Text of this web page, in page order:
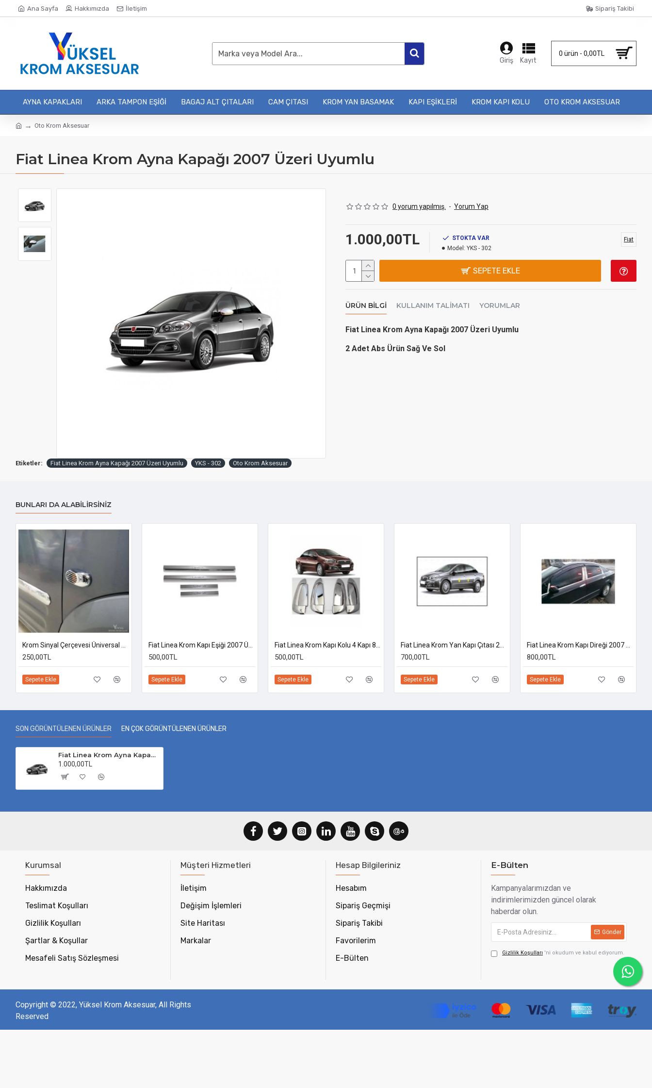
Ana Sayfa Hakkımızda İletişim Sipariş Takibi
Giriş Kayıt
0 ürün - 0,00TL
AYNA KAPAKLARI ARKA TAMPON EŞIĞI BAGAJ ALT ÇITALARI CAM ÇITASI KROM YAN BASAMAK KAPI EŞIKLERI KROM KAPI KOLU OTO KROM AKSESUAR
Oto Krom Aksesuar
Fiat Linea Krom Ayna Kapağı 2007 Üzeri Uyumlu
0 yorum yapılmış. - Yorum Yap
1.000,00TL
STOKTA VAR
Model: YKS - 302
Fiat
SEPETE EKLE
ÜRÜN BILGI KULLANIM TALIMATI YORUMLAR
Fiat Linea Krom Ayna Kapağı 2007 Üzeri Uyumlu
2 Adet Abs Ürün Sağ Ve Sol
Etiketler: Fiat Linea Krom Ayna Kapağı 2007 Üzeri Uyumlu YKS - 302 Oto Krom Aksesuar
BUNLARI DA ALABILIRSINIZ
250,00TL
Sepete Ekle
500,00TL
Sepete Ekle
500,00TL
Sepete Ekle
700,00TL
Sepete Ekle
800,00TL
Sepete Ekle
SON GÖRÜNTÜLENEN ÜRÜNLER EN ÇOK GÖRÜNTÜLENEN ÜRÜNLER
Fiat Linea Krom Ayna Kapağı 2007 Üzeri Uyumlu
1.000,00TL
Kurumsal
Hakkımızda
Teslimat Koşulları
Gizlilik Koşulları
Şartlar & Koşullar
Mesafeli Satış Sözleşmesi
Müşteri Hizmetleri
İletişim
Değişim İşlemleri
Site Haritası
Markalar
Hesap Bilgileriniz
Hesabım
Sipariş Geçmişi
Sipariş Takibi
Favorilerim
E-Bülten
E-Bülten
Kampanyalarımızdan ve
indirimlerimizden güncel olarak
haberdar olun.
Gönder
Gizlilik Koşulları 'ni okudum ve kabul ediyorum.
Copyright © 2022, Yüksel Krom Aksesuar, All Rights
Reserved